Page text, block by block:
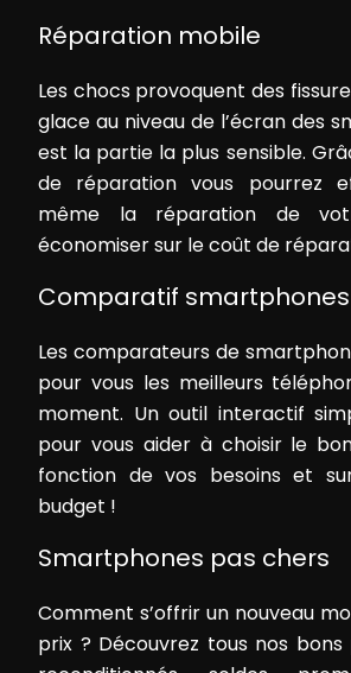
Réparation mobile
Les chocs provoquent des
glace au niveau de l’écran des
est la partie la plus sensible.
de réparation vous pourrez
même la réparation de
économiser sur le coût de
Comparatif smartphones
Les comparateurs de
pour vous les meilleurs
moment. Un outil interactif
pour vous aider à choisir le
fonction de vos besoins et
budget !
Smartphones pas chers
Comment s’offrir un nouveau
prix ? Découvrez tous nos bons